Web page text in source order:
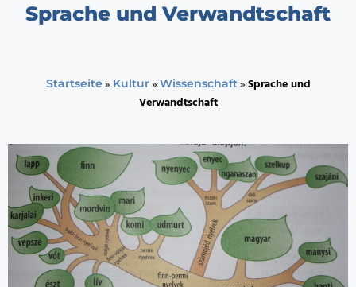
Sprache und Verwandtschaft
Startseite » Kultur» Wissenschaft»Sprache und
Verwandtschaft